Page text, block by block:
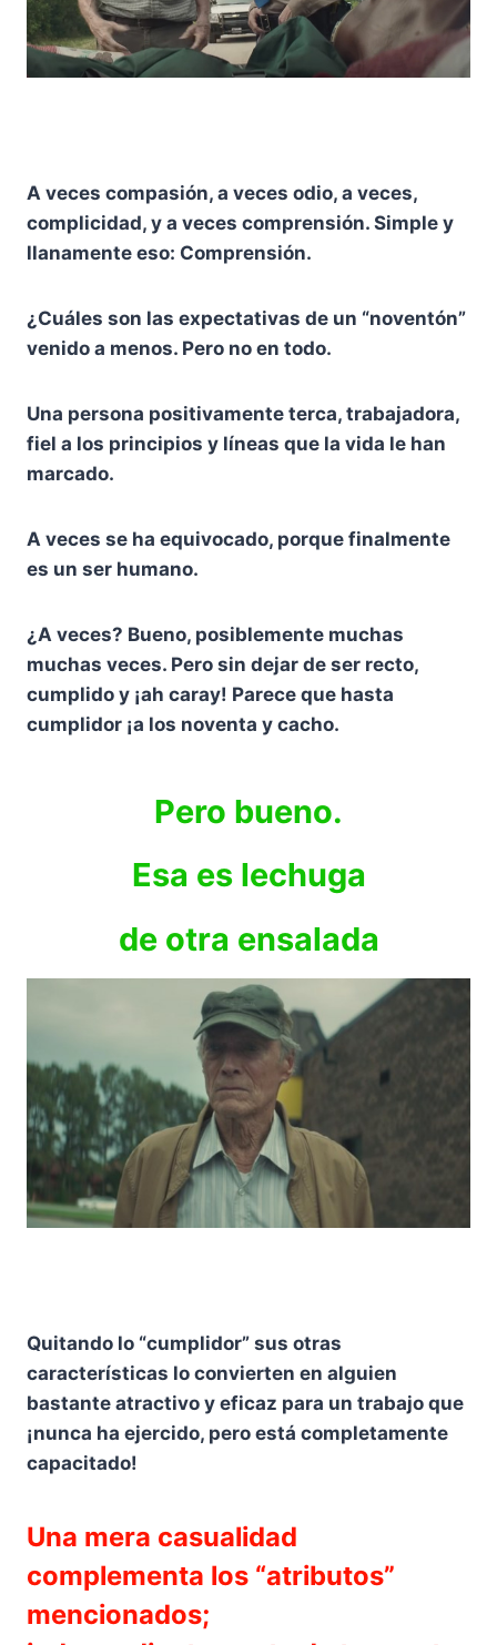
A veces compasión, a veces odio, a veces,
complicidad, y a veces comprensión. Simple y
llanamente eso: Comprensión.
¿Cuáles son las expectativas de un “noventón”
venido a menos. Pero no en todo.
Una persona positivamente terca, trabajadora,
fiel a los principios y líneas que la vida le han
marcado.
A veces se ha equivocado, porque finalmente
es un ser humano.
¿A veces? Bueno, posiblemente muchas
muchas veces. Pero sin dejar de ser recto,
cumplido y ¡ah caray! Parece que hasta
cumplidor ¡a los noventa y cacho.
Pero bueno.
Esa es lechuga
de otra ensalada
Quitando lo “cumplidor” sus otras
características lo convierten en alguien
bastante atractivo y eficaz para un trabajo que
¡nunca ha ejercido, pero está completamente
capacitado!
Una mera casualidad
complementa los “atributos”
mencionados;